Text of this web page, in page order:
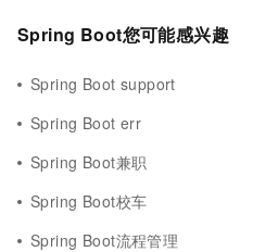
Spring Boot您可能感兴趣
Spring Boot support
Spring Boot err
Spring Boot兼职
Spring Boot校车
Spring Boot流程管理